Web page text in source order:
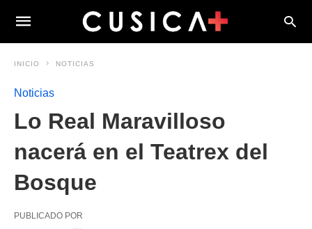
INICIO NOTICIAS
Noticias
Lo Real Maravilloso
nacerá en el Teatrex del
Bosque
PUBLICADO POR